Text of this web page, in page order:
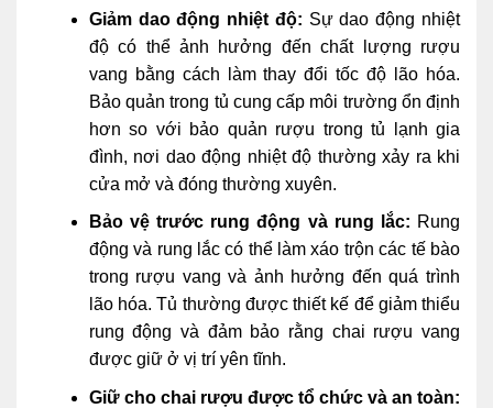
Giảm dao động nhiệt độ: Sự dao động nhiệt
độ có thể ảnh hưởng đến chất lượng rượu
vang bằng cách làm thay đổi tốc độ lão hóa.
Bảo quản trong tủ cung cấp môi trường ổn định
hơn so với bảo quản rượu trong tủ lạnh gia
đình, nơi dao động nhiệt độ thường xảy ra khi
cửa mở và đóng thường xuyên.
Bảo vệ trước rung động và rung lắc: Rung
động và rung lắc có thể làm xáo trộn các tế bào
trong rượu vang và ảnh hưởng đến quá trình
lão hóa. Tủ thường được thiết kế để giảm thiểu
rung động và đảm bảo rằng chai rượu vang
được giữ ở vị trí yên tĩnh.
Giữ cho chai rượu được tổ chức và an toàn: